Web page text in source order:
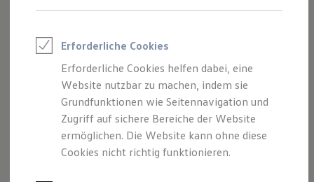
Elektromobilität bei Gebrauchtwagen
Saisonangebote
Reifenpakete
Leasing
Leasing-Angebote
Gebrauchtwagen Leasing
Junge Gebrauchtwagen-Leasing
Elektroauto Leasing
Kleinwagen-Leasing
Erforderliche Cookies
Erforderliche Cookies helfen dabei, eine
Website nutzbar zu machen, indem sie
Grundfunktionen wie Seitennavigation und
Zugriff auf sichere Bereiche der Website
ermöglichen. Die Website kann ohne diese
Cookies nicht richtig funktionieren.